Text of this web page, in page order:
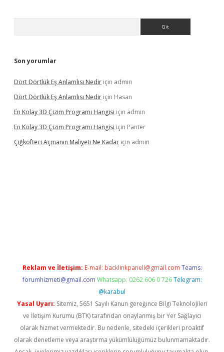
Son yorumlar
Dört Dörtlük Eş Anlamlısı Nedir için admin
Dört Dörtlük Eş Anlamlısı Nedir için Hasan
En Kolay 3D Çizim Programı Hangisi için admin
En Kolay 3D Çizim Programı Hangisi için Panter
Çiğköfteci Açmanın Maliyeti Ne Kadar için admin
Reklam ve İletişim: E-mail: backlinkpaneli@gmail.com Teams:
forumhizmeti@gmail.com Whatsapp: 0262 606 0 726 Telegram:
@karabul
Yasal Uyarı: Sitemiz, 5651 Sayılı Kanun gereğince Bilgi Teknolojileri
ve İletişim Kurumu (BTK) tarafından onaylanmış bir Yer Sağlayıcı
olarak hizmet vermektedir. Bu nedenle, sitedeki içerikleri proaktif
olarak denetleme veya araştırma yükümlülüğümüz bulunmamaktadır.